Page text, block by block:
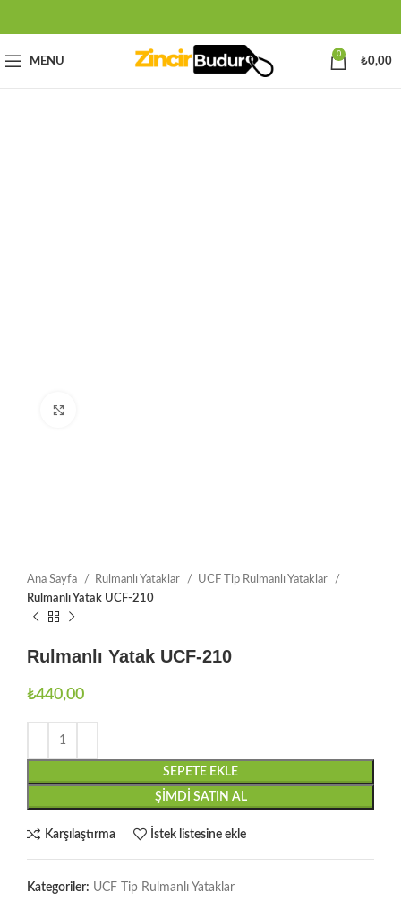
MENU
0
₺0,00
Ana Sayfa Rulmanlı Yataklar
UCF Tip Rulmanlı Yataklar
Rulmanlı Yatak UCF-210
Rulmanlı Yatak UCF-210
₺440,00
SEPETE EKLE
ŞIMDI SATIN AL
Karşılaştırma İstek listesine ekle
Kategoriler: UCF Tip Rulmanlı Yataklar